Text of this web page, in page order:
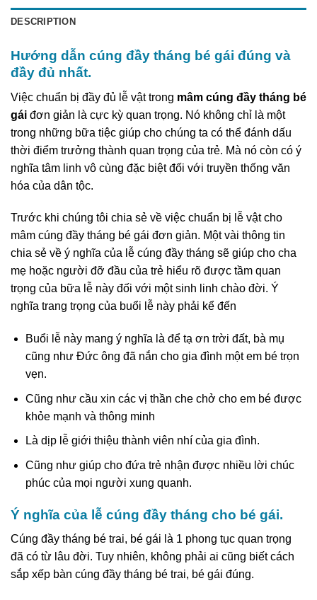
DESCRIPTION
Hướng dẫn cúng đầy tháng bé gái đúng và
đầy đủ nhất.
Việc chuẩn bị đầy đủ lễ vật trong mâm cúng đầy tháng bé
gái đơn giản là cực kỳ quan trọng. Nó không chỉ là một
trong những bữa tiệc giúp cho chúng ta có thể đánh dấu
thời điểm trưởng thành quan trọng của trẻ. Mà nó còn có ý
nghĩa tâm linh vô cùng đặc biệt đối với truyền thống văn
hóa của dân tộc.
Trước khi chúng tôi chia sẻ về việc chuẩn bị lễ vật cho
mâm cúng đầy tháng bé gái đơn giản. Một vài thông tin
chia sẻ về ý nghĩa của lễ cúng đầy tháng sẽ giúp cho cha
mẹ hoặc người đỡ đầu của trẻ hiểu rõ được tầm quan
trọng của bữa lễ này đối với một sinh linh chào đời. Ý
nghĩa trang trọng của buổi lễ này phải kể đến
Buổi lễ này mang ý nghĩa là để tạ ơn trời đất, bà mụ
cũng như Đức ông đã nắn cho gia đình một em bé trọn
vẹn.
Cũng như cầu xin các vị thần che chở cho em bé được
khỏe mạnh và thông minh
Là dịp lễ giới thiệu thành viên nhí của gia đình.
Cũng như giúp cho đứa trẻ nhận được nhiều lời chúc
phúc của mọi người xung quanh.
Ý nghĩa của lễ cúng đầy tháng cho bé gái.
Cúng đầy tháng bé trai, bé gái là 1 phong tục quan trọng
đã có từ lâu đời. Tuy nhiên, không phải ai cũng biết cách
sắp xếp bàn cúng đầy tháng bé trai, bé gái đúng.